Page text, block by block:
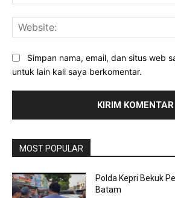
Simpan nama, email, dan situs web
untuk lain kali saya berkomentar.
MOST POPULAR
Polda Kepri Bekuk
Batam